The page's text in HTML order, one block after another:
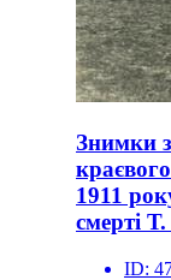
Знимки
1911
смерті
ID: